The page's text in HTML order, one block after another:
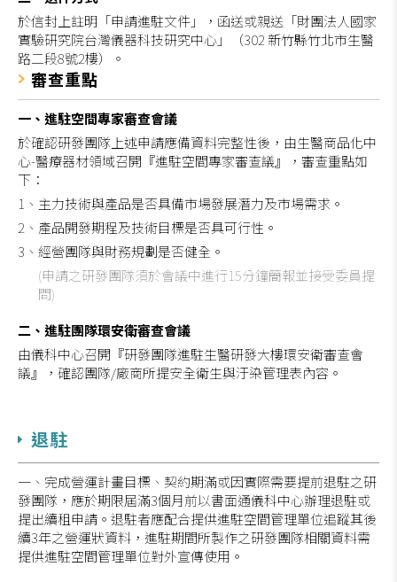
於信封上註明「申請進駐文件」，函送或親送「財團法人國家
實驗研究院台灣儀器科技研究中心」（302 新竹縣竹北市生醫
路二段8號2樓）。
審查重點
一、進駐空間專家審查會議
於確認研發團隊上述申請應備資料完整性後，由生醫商品化中
心-醫療器材領域召開『進駐空間專家審查議』，審查重點如
下：
1、主力技術與產品是否具備市場發展潛力及市場需求。
2、產品開發期程及技術目標是否具可行性。
3、經營團隊與財務規劃是否健全。
(申請之研發團隊須於會議中進行15分鐘簡報並接受委員提
問)
二、進駐團隊環安衛審查會議
由儀科中心召開『研發團隊進駐生醫研發大樓環安衛審查會
議』，確認團隊/廠商所提安全衛生與汙染管理表內容。
退駐
一、完成營運計畫目標、契約期滿或因實際需要提前退駐之研
發團隊，應於期限屆滿3個月前以書面通儀科中心辦理退駐或
提出續租申請。退駐者應配合提供進駐空間管理單位追蹤其後
續3年之營運狀資料，進駐期間所製作之研發團隊相關資料需
提供進駐空間管理單位對外宣傳使用。